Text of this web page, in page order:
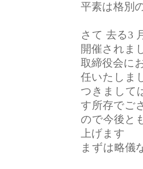
平素は格別
さて 去る3
開催されま
取締役会に
任いたしま
つきまして
す所存でご
ので今後と
上げます
まずは略儀